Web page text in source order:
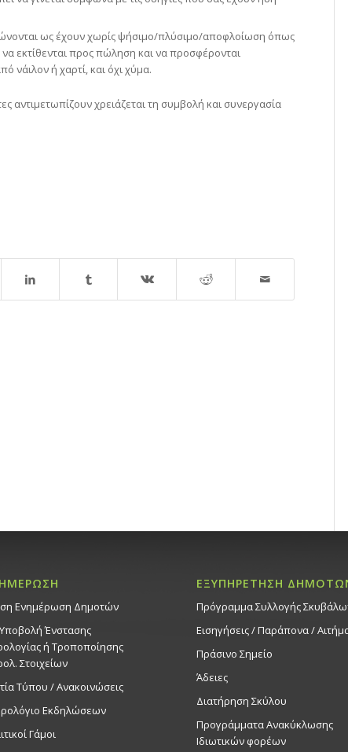
ως έχουν χωρίς ψήσιμο/πλύσιμο/αποφλοίωση όπως
εκτίθενται προς πώληση και να προσφέρονται
νάιλον ή χαρτί, και όχι χύμα.
αντιμετωπίζουν χρειάζεται τη συμβολή και συνεργασία
Ενημέρωση Δημοτών
Ένστασης
ή Τροποποίησης
Στοιχείων
Τύπου / Ανακοινώσεις
Εκδηλώσεων
Γάμοι
ΕΞΥΠΗΡΕΤΗΣΗ
Πρόγραμμα Συλλογής
Εισηγήσεις / Παράπονα /
Πράσινο Σημείο
Άδειες
Διατήρηση Σκύλου
Προγράμματα Ανακύκλωσης
Ιδιωτικών φορέων